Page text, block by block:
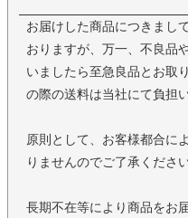
お届けした商品につきまし
おりますが、万一、不良品
いましたら至急良品とお取
の際の送料は当社にて負担
原則として、お客様都合に
りませんのでご了承ください
長期不在等により商品をお